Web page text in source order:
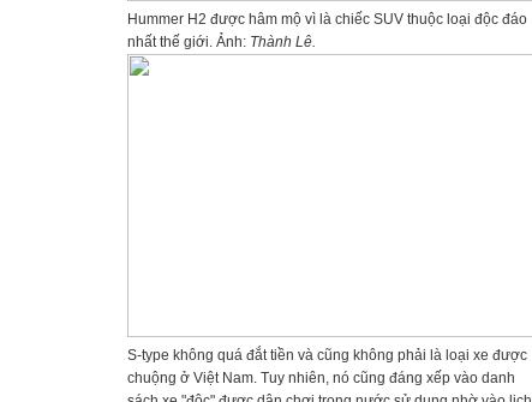
Hummer H2 được hâm mộ vì là chiếc SUV thuộc loại độc đáo
nhất thế giới. Ảnh: Thành Lê.
S-type không quá đắt tiền và cũng không phải là loại xe được
chuộng ở Việt Nam. Tuy nhiên, nó cũng đáng xếp vào danh